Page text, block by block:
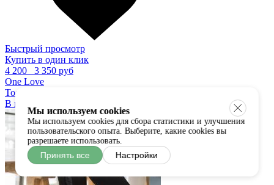
Быстрый просмотр
Купить в один клик
4 200
3 350 руб
One Love
Толстовка
В наличии:
Мы используем cookies
Мы используем cookies для сбора статистики и улучшения
пользовательского опыта. Выберите, какие cookies вы
разрешаете использовать.
Принять все Настройки